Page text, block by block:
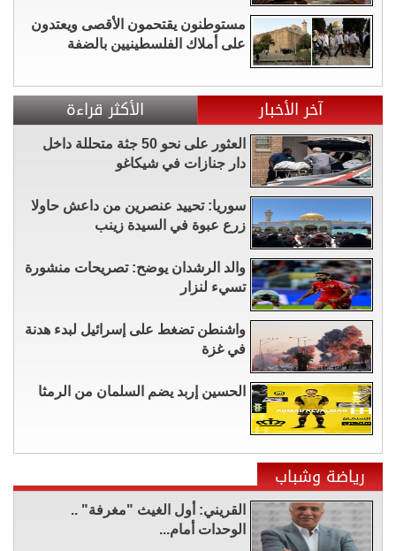
مستوطنون يقتحمون الأقصى ويعتدون
على أملاك الفلسطينيين بالضفة
آخر الأخبار الأكثر قراءة
العثور على نحو 50 جثة متحللة داخل
دار جنازات في شيكاغو
سوريا: تحييد عنصرين من داعش حاولا
زرع عبوة في السيدة زينب
والد الرشدان يوضح: تصريحات منشورة
تسيء لنزار
واشنطن تضغط على إسرائيل لبدء هدنة
في غزة
الحسين إربد يضم السلمان من الرمثا
رياضة وشباب
القريني: أول الغيث "مغرفة" ..
الوحدات أمام...